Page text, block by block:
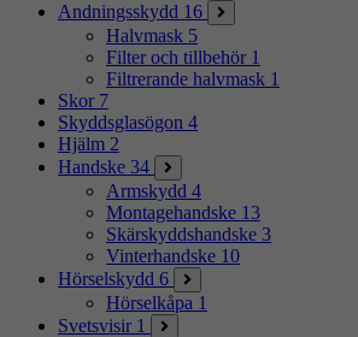
Andningsskydd 16
Halvmask 5
Filter och tillbehör 1
Filtrerande halvmask 1
Skor 7
Skyddsglasögon 4
Hjälm 2
Handske 34
Armskydd 4
Montagehandske 13
Skärskyddshandske 3
Vinterhandske 10
Hörselskydd 6
Hörselkåpa 1
Svetsvisir 1